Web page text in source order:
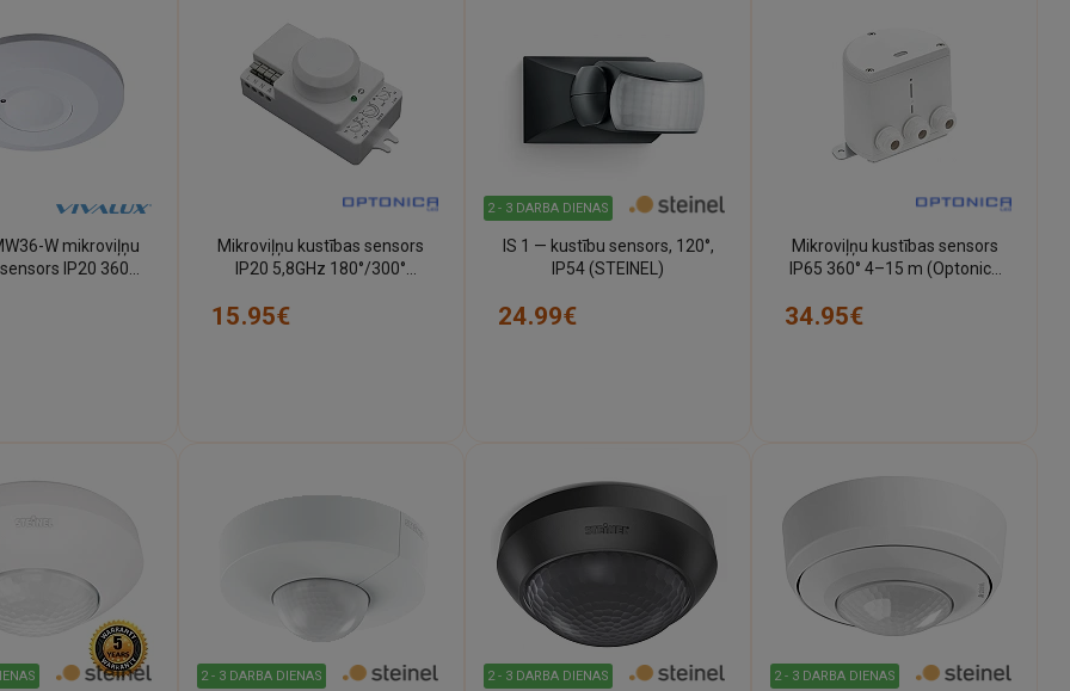
W mikroviļņu
IP20 360°
Mikroviļņu kustības sensors
IP20 5,8GHz 180°/300°
15.95€
2 - 3 DARBA DIENAS
IS 1 — kustību sensors, 120°,
IP54 (STEINEL)
24.99€
Mikroviļņu kustības sensors
IP65 360° 4–15 m (Optonica
34.95€
2 - 3 DARBA DIENAS 2 - 3 DARBA DIENAS 2 - 3 DARBA DIENAS